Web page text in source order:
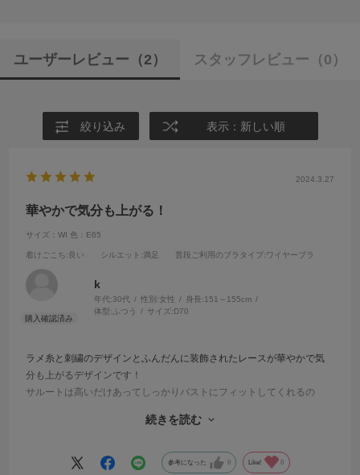
ユーザーレビュー （2） スタッフレビュー （0）
絞り込み 表示：新しい順
2024.3.27
華やかで気分も上がる！
サイズ：WI 色：E65
着けごこち:良い シルエット :満足 普段ご利用のブラタイプ :ワイヤーブラ
k
年代:30代 性別:女性 身長:151～155cm
体型:ふつう サイズ:D70
ラメ糸と刺繍のデザインとふんだんに装飾されたレースが華やかで気
分も上がるデザインです！
サルートは高いだけあってしっかりバストにフィットしてくれるの
とかもないのもあって、一度サルートを着けてしまうと他は買えなく
続きを読む
参考になった 0 Like! 0